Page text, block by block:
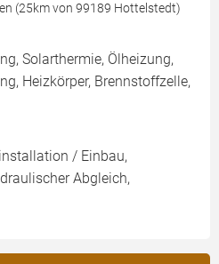
(25km von 99189 Hottelstedt)
Solarthermie, Ölheizung,
Heizkörper, Brennstoffzelle,
/ Einbau,
Abgleich,